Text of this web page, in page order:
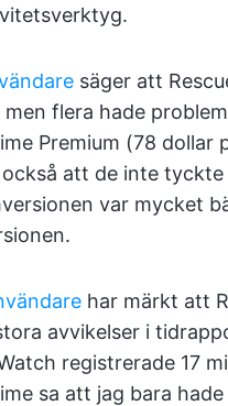
säger att
flera hade
Premium (78 dollar
att de inte
var mycket
har märkt att
avvikelser i
registrerade 17
sa att jag bara